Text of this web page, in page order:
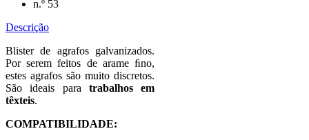
Descrição
Blister de agrafos galvanizados.
Por serem feitos de arame ﬁno,
estes agrafos são muito discretos.
São ideais para trabalhos em
têxteis.
COMPATIBILIDADE: